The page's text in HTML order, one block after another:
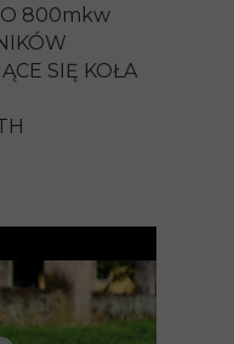
800mkw
SIĘ KOŁA